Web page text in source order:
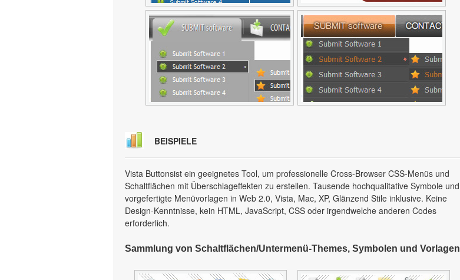
BEISPIELE
Vista Buttonsist ein geeignetes Tool, um professionelle Cross-Browser CSS-Menüs und
Schaltflächen mit Überschlageffekten zu erstellen. Tausende hochqualitative Symbole und
vorgefertigte Menüvorlagen in Web 2.0, Vista, Mac, XP, Glänzend Stile inklusive. Keine
Design-Kenntnisse, kein HTML, JavaScript, CSS oder irgendwelche anderen Codes
erforderlich.
Sammlung von Schaltflächen/Untermenü-Themes, Symbolen und Vorlagen